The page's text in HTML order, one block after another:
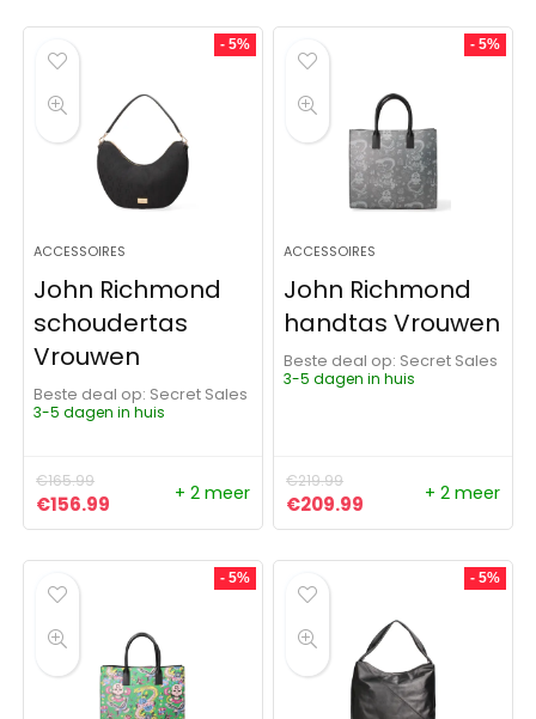
- 5%
ACCESSOIRES
John Richmond
schoudertas
Vrouwen
Beste deal op:
Secret Sales
3-5 dagen in huis
€165.99
Oorspronkelijke prijs was: €165.99.
€156.99 Huidige prijs is: €156.99.
+ 2 meer
- 5%
ACCESSOIRES
John Richmond
handtas Vrouwen
Beste deal op:
Secret Sales
3-5 dagen in huis
€219.99
Oorspronkelijke prijs was:
€209.99 Huidige prijs is:
+ 2 meer
- 5% - 5%